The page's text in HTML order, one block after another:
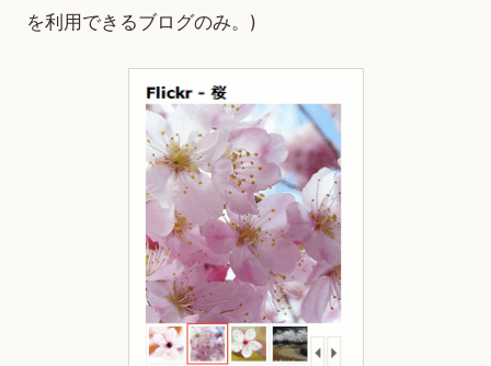
を利用できるブログのみ。)